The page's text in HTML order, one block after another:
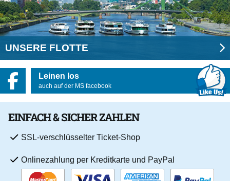
UNSERE FLOTTE
Leinen los
auch auf der MS facebook
EINFACH & SICHER ZAHLEN
SSL-verschlüsselter Ticket-Shop
Onlinezahlung per Kreditkarte und PayPal